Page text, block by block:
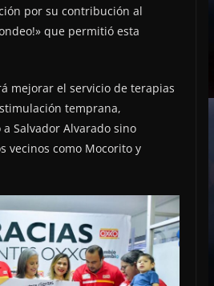
por su contribución al
que permitió esta
mejorar el servicio de terapias
temprana,
Salvador Alvarado sino
vecinos como Mocorito y